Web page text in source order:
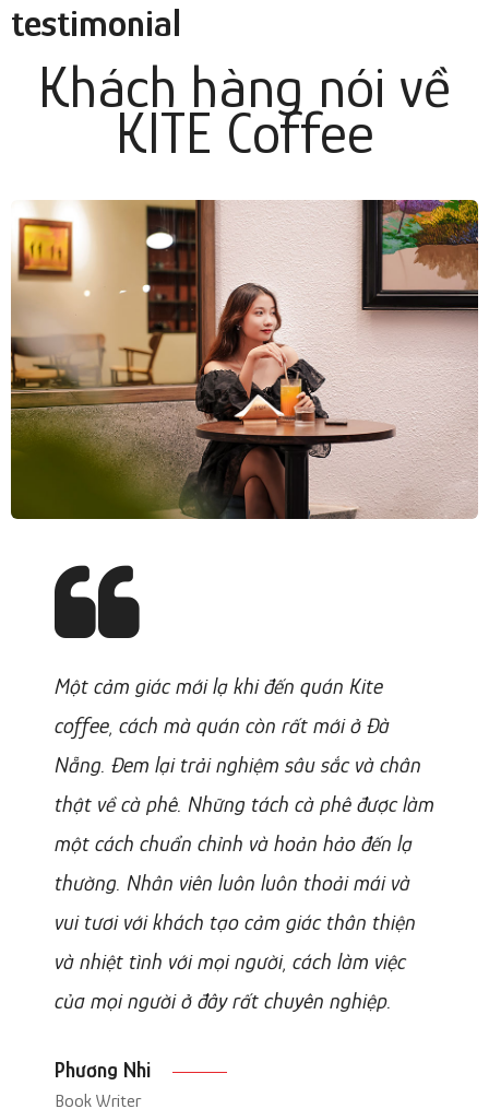
testimonial
Khách hàng nói về
KITE Coffee
Một cảm giác mới lạ khi đến quán Kite
coffee, cách mà quán còn rất mới ở Đà
Nẵng. Đem lại trải nghiệm sâu sắc và chân
thật về cà phê. Những tách cà phê được làm
một cách chuẩn chỉnh và hoản hảo đến lạ
thường. Nhân viên luôn luôn thoải mái và
vui tươi với khách tạo cảm giác thân thiện
và nhiệt tình với mọi người, cách làm việc
của mọi người ở đây rất chuyên nghiệp.
Phương Nhi
Book Writer